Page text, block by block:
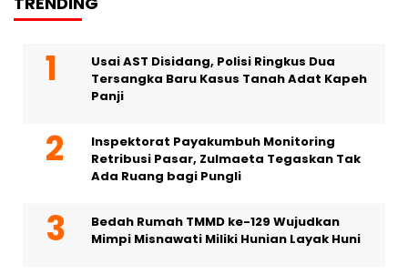
Usai AST Disidang, Polisi Ringkus Dua
Tersangka Baru Kasus Tanah Adat Kapeh
Panji
Inspektorat Payakumbuh Monitoring
Retribusi Pasar, Zulmaeta Tegaskan Tak
Ada Ruang bagi Pungli
Bedah Rumah TMMD ke-129 Wujudkan
Mimpi Misnawati Miliki Hunian Layak Huni